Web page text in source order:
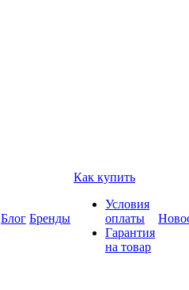
Блог Бренды
Как купить
Условия
оплаты
Гарантия
на товар